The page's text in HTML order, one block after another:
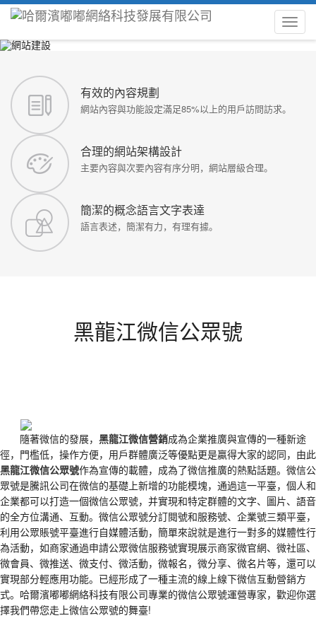
有效的內容規劃
網站內容與功能設定滿足85%以上的用戶訪問訪求。
合理的網站架構設計
主要內容與次要內容有序分明，網站層級合理。
簡潔的概念語言文字表達
語言表述，簡潔有力，有理有據。
黑龍江微信公眾號
隨著微信的發展， 黑龍江微信營銷成為企業推廣與宣傳的一種新途
徑，門檻低，操作方便，用戶群體廣泛等優點更是贏得大家的認同，由此
黑龍江微信公眾號作為宣傳的載體，成為了微信推廣的熱點話題。微信公
眾號是騰訊公司在微信的基礎上新增的功能模塊，通過這一平臺，個人和
企業都可以打造一個微信公眾號，并實現和特定群體的文字、圖片、語音
的全方位溝通、互動。微信公眾號分訂閱號和服務號、企業號三類平臺，
利用公眾賬號平臺進行自媒體活動，簡單來說就是進行一對多的媒體性行
為活動，如商家通過申請公眾微信服務號實現展示商家微官網、微社區、
微會員、微推送、微支付、微活動，微報名，微分享、微名片等，還可以
實現部分輕應用功能。已經形成了一種主流的線上線下微信互動營銷方
式。哈爾濱嘟嘟網絡科技有限公司專業的微信公眾號運營專家，歡迎你選
擇我們帶您走上微信公眾號的舞臺!